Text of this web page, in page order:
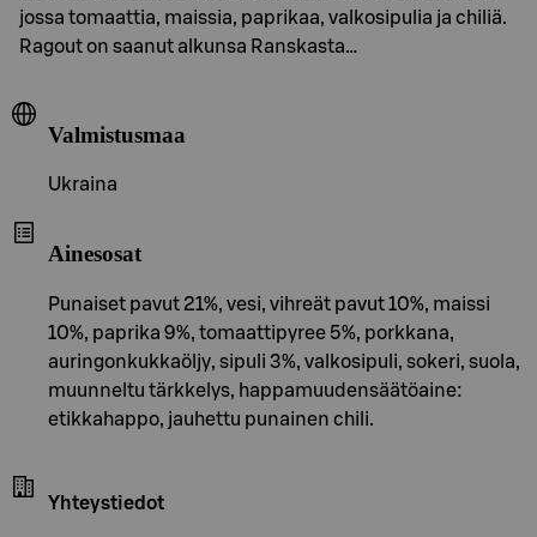
jossa tomaattia, maissia, paprikaa, valkosipulia ja chiliä.
Ragout on saanut alkunsa Ranskasta…
Valmistusmaa
Ukraina
Ainesosat
Punaiset pavut 21%, vesi, vihreät pavut 10%, maissi
10%, paprika 9%, tomaattipyree 5%, porkkana,
auringonkukkaöljy, sipuli 3%, valkosipuli, sokeri, suola,
muunneltu tärkkelys, happamuudensäätöaine:
etikkahappo, jauhettu punainen chili.
Yhteystiedot